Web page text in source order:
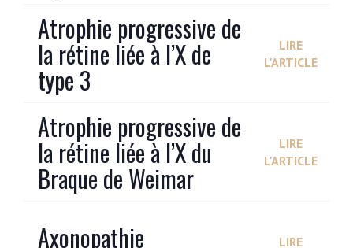
Atrophie progressive de
la rétine liée à l’X de
type 3
LIRE
L'ARTICLE
Atrophie progressive de
la rétine liée à l’X du
Braque de Weimar
LIRE
L'ARTICLE
Axonopathie LIRE